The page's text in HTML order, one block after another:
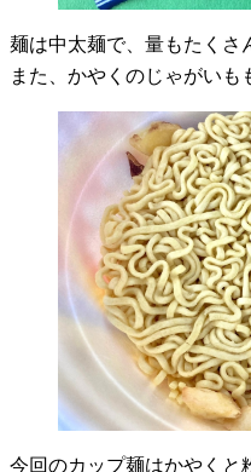
麺は中太麺で、量もたくさ
また、かやくのじゃがいも
今回のカップ麺はかやくと